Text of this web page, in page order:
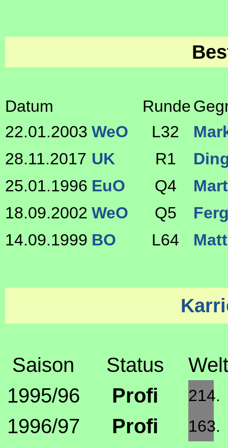
Datum Runde
22.01.2003 WeO L32
28.11.2017 UK R1
25.01.1996 EuO Q4
18.09.2002 WeO Q5
14.09.1999 BO L64
Saison Status
1995/96
Profi 214.
1996/97 Profi 163.